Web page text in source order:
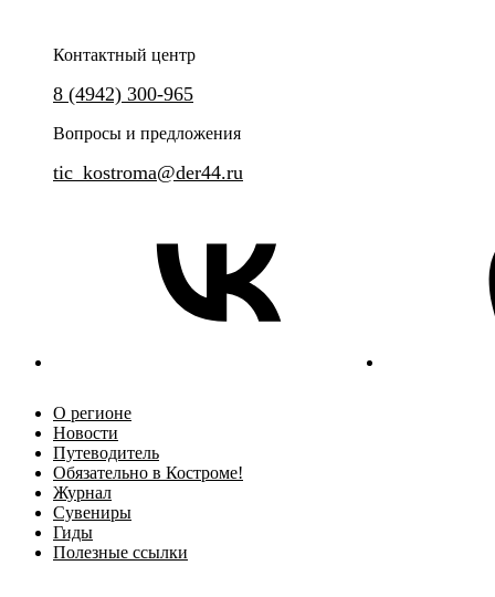
Обзорный интерактивный маршрут по историческому центру
Контактный центр
8 (4942) 300-965
Вопросы и предложения
tic_kostroma@der44.ru
О регионе
Новости
Путеводитель
Обязательно в Костроме!
Журнал
Сувениры
Гиды
Полезные ссылки